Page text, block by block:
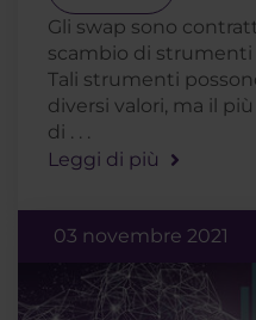
Gli swap sono
scambio di strumenti
Tali strumenti
diversi valori, ma il
di . . .
Leggi di più
03 novembre 2021